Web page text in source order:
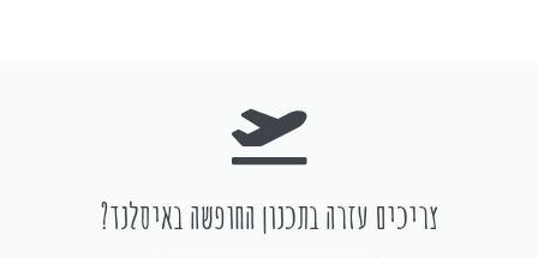
צריכים עזרה בתכנון החופשה באיסלנד?